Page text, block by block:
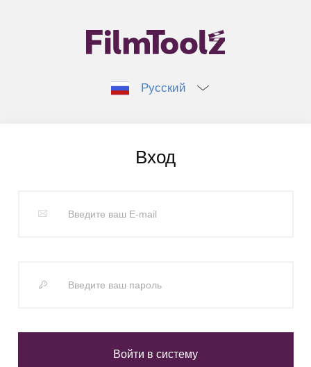
Русский
Вход